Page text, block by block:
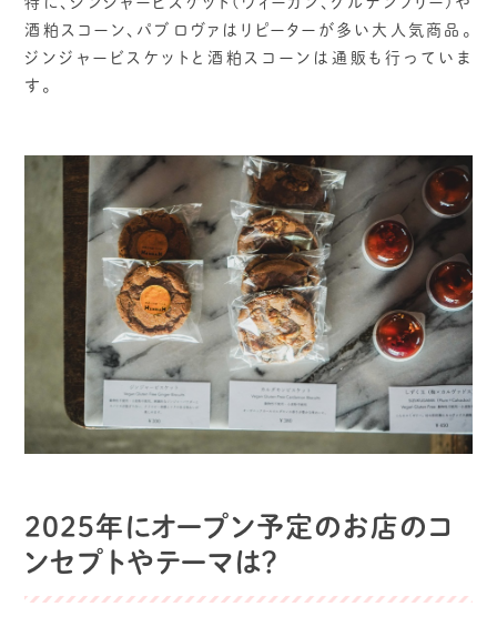
酒粕スコーン、パブロヴァはリピーターが多い大人気商品。
ジンジャービスケットと酒粕スコーンは通販も行っていま
す。
2025年にオープン予定のお店のコ
ンセプトやテーマは？